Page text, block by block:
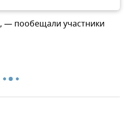
— пообещали участники